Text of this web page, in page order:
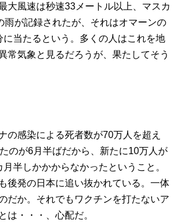
大風速は秒速33メートル以上、マスカ
雨が記録されたが、それはオマーンの
に当たるという。多くの人はこれを地
常気象と見るだろうが、果たしてそう
の感染による死者数が70万人を超え
のが6月半ばだから、新たに10万人が
半しかかからなかったということ。
後発の日本に追い抜かれている。一体
だか。それでもワクチンを打たないア
は・・・、心配だ。